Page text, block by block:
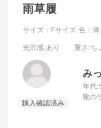
雨草履
サイズ：Fサイズ 色：薄
光沢感:あり 重さ :ち
み
年代:
靴の